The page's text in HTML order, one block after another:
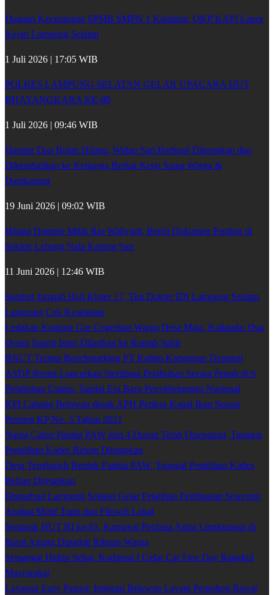
Dugaan Kecurangan SPMB SMPN 1 Kalianda, OKP KAPI Lapor
Kejari Lampung Selatan
1 Juli 2026 | 17:05 WIB
POLRES LAMPUNG SELATAN GELAR UPACARA HUT
BHAYANGKARA KE-80
1 Juli 2026 | 09:46 WIB
Hampir Dua Bulan Hilang, Wulan Sari Berhasil Ditemukan dan
Dikembalikan ke Keluarga Berkat Kerja Sama Warga &
Damkarmat
19 Juni 2026 | 09:02 WIB
Hilang Dompet Milik Rio Wahyudi, Berisi Dokumen Penting di
Sekitar Lebung Nala Karang Sari
11 Juni 2026 | 12:46 WIB
Sambut Jamaah Haji Kloter 17, Tim Dokter IDI Lampung Selatan
Langsung Cek Kesehatan
Ledakan Kompor Gas Gegerkan Warga Desa Maja, Kalianda: Dua
Orang Suami Isteri Dilarikan ke Rumah Sakit
BNCT Terima Benchmarking PT Kaltim Kariangau Terminal
ASDP Resmi Luncurkan Sterilisasi Pelabuhan Secara Penuh di 6
Pelabuhan Utama, Tandai Era Baru Penyeberangan Nasional
KPI Cabang Belawan desak APH Periksa Kapal Ikan Sesuai
Permen KP No. 3 Tahun 2021
Nama Calon Panitia PAW dari 4 Dusun Telah Disepakati, Tanggal
Pemilihan Kades Belum Ditetapkan
Desa Tengkujuh Bentuk Panitia PAW, Tanggal Pemilihan Kades
Belum Ditetapkan
Disparbud Lampung Selatan Gelar Pelatihan Pembuatan Souvenir,
Angkat Motif Tapis dan Filosofi Lokal
Semarak HUT RI ke-81, Karnaval Perdana Antar Lingkungan di
Bumi Agung Dipadati Ribuan Warga
Semangat Hidup Sehat, Kodaeral I Gelar Car Free Day Rangkul
Masyarakat
Layanan Eazy Paspor, Imigrasi Belawan Layani Pemohon Rawat